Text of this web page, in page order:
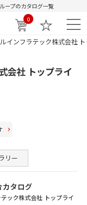
ープのカタログ一覧
0
インフラテック株式会社
会社 トップライ
リー
カタログ
ック株式会社 トップライ